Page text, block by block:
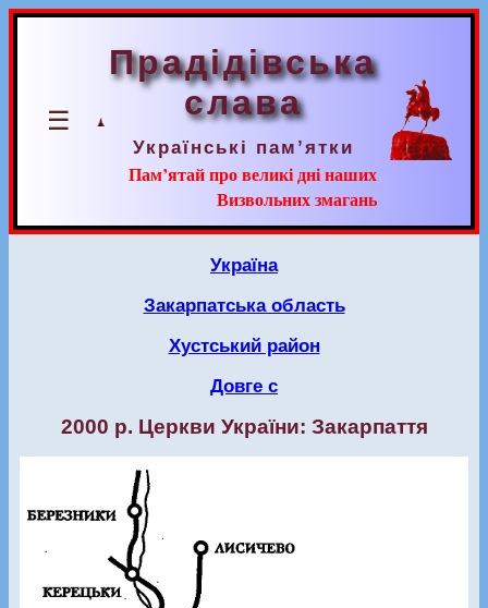
☰
Прадідівська
слава
Українські пам’ятки
Пам’ятай про великі дні наших
Визвольних змагань
Україна
Закарпатська область
Хустський район
Довге с
2000 р. Церкви України: Закарпаття